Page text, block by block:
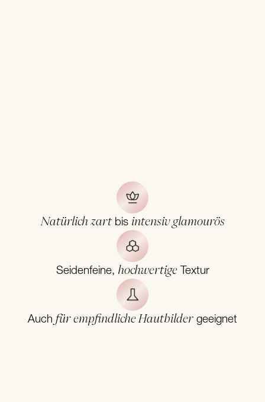
Natürlich zartbis intensiv glamourös
Seidenfeine, hochwertigeTextur
Auch für empfindliche Hautbilder geeignet